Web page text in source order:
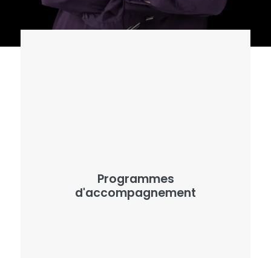
Programmes
d'accompagnement